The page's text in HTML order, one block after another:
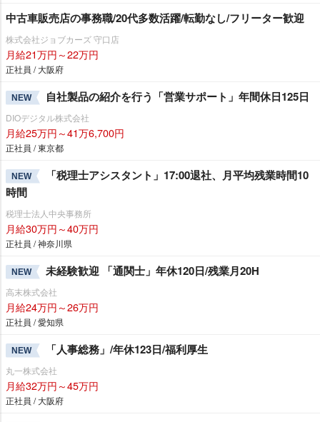
中古車販売店の事務職/20代多数活躍/転勤なし/フリーター歓迎
株式会社ジョブカーズ 守口店
月給21万円～22万円
正社員 / 大阪府
NEW 自社製品の紹介を行う「営業サポート」年間休日125日
DIOデジタル株式会社
月給25万円～41万6,700円
正社員 / 東京都
NEW
「税理士アシスタント」17:00退社、月平均残業時間10
時間
税理士法人中央事務所
月給30万円～40万円
正社員 / 神奈川県
NEW 未経験歓迎 「通関士」年休120日/残業月20H
高末株式会社
月給24万円～26万円
正社員 / 愛知県
NEW 「人事総務」/年休123日/福利厚生
丸一株式会社
月給32万円～45万円
正社員 / 大阪府